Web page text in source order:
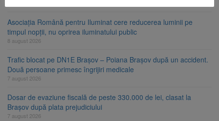
Asociația Română pentru Iluminat cere reducerea luminii pe
timpul nopții, nu oprirea iluminatului public
8 august 2026
Trafic blocat pe DN1E Brașov – Poiana Brașov după un accident.
Două persoane primesc îngrijiri medicale
7 august 2026
Dosar de evaziune fiscală de peste 330.000 de lei, clasat la
Brașov după plata prejudiciului
7 august 2026